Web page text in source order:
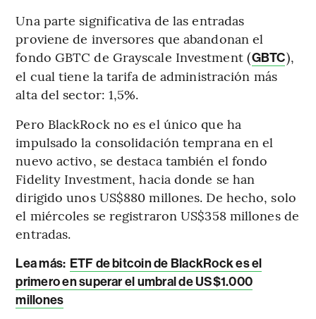
Una parte significativa de las entradas
proviene de inversores que abandonan el
fondo GBTC de Grayscale Investment (GBTC),
el cual tiene la tarifa de administración más
alta del sector: 1,5%.
Pero BlackRock no es el único que ha
impulsado la consolidación temprana en el
nuevo activo, se destaca también el fondo
Fidelity Investment, hacia donde se han
dirigido unos US$880 millones. De hecho, solo
el miércoles se registraron US$358 millones de
entradas.
Lea más: ETF de bitcoin de BlackRock es el
primero en superar el umbral de US$1.000
millones